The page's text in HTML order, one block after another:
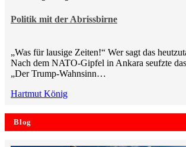
Politik mit der Abrissbirne
„Was für lausige Zeiten!“ Wer sagt das
Nach dem NATO-Gipfel in Ankara seufzte
„Der Trump-Wahnsinn…
Hartmut König
Blog